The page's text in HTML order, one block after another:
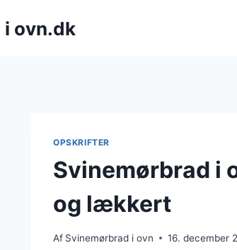
ovn.dk
OPSKRIFTER
Svinemørbrad i
og lækkert
Af Svinemørbrad i ovn 16. december